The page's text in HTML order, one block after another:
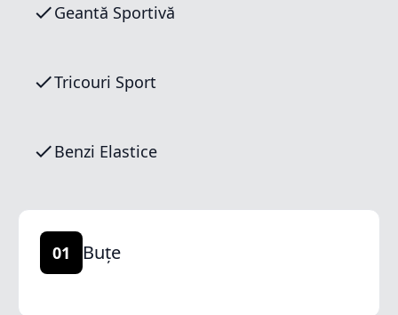
Geantă Sportivă
Tricouri Sport
Benzi Elastice
01 Buțe